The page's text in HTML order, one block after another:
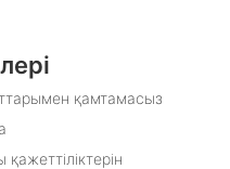
қамтамасыз